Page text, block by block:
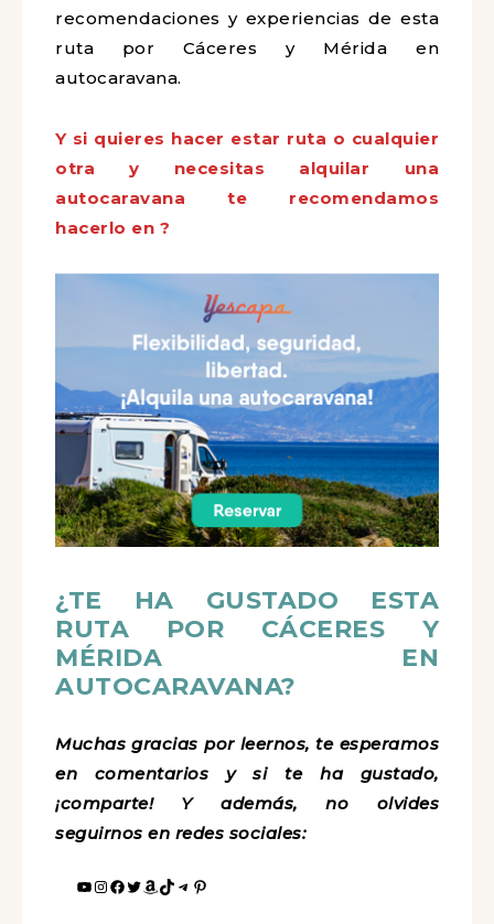
recomendaciones y experiencias de esta
ruta por Cáceres y Mérida en
autocaravana.
Y si quieres hacer estar ruta o cualquier
otra y necesitas alquilar una
autocaravana te recomendamos
hacerlo en ?
¿TE HA GUSTADO ESTA
RUTA POR CÁCERES Y
MÉRIDA EN
AUTOCARAVANA?
Muchas gracias por leernos, te esperamos
en comentarios y si te ha gustado,
¡comparte! Y además, no olvides
seguirnos en redes sociales: